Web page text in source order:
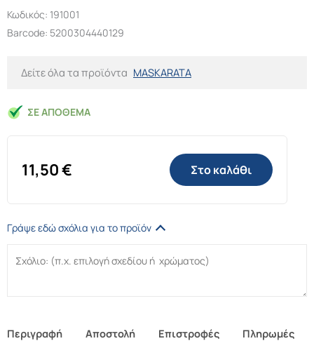
Κωδικός: 191001
Barcode: 5200304440129
Δείτε όλα τα προϊόντα MASKARATA
ΣΕ ΑΠΌΘΕΜΑ
11,50€ Στο καλάθι
Γράψε εδώ σχόλια για το προϊόν
Περιγραφή Αποστολή Επιστροφές Πληρωμές